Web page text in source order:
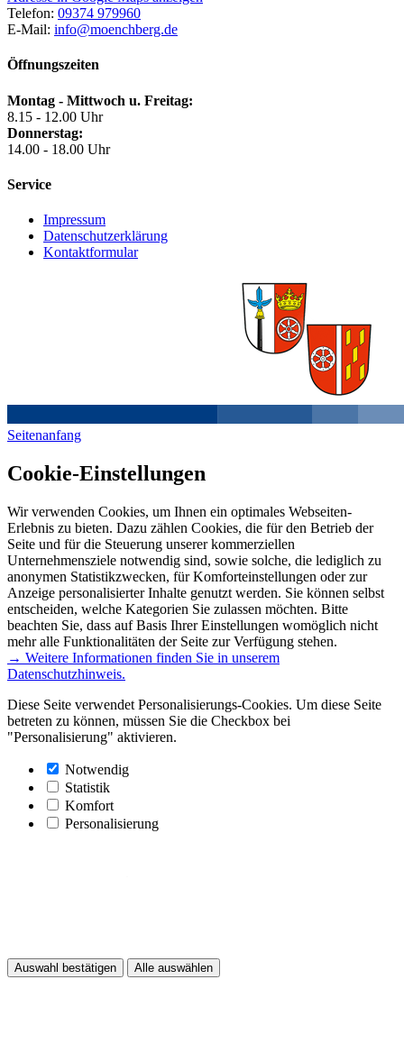
Telefon: 09374 979960
E-Mail: info@moenchberg.de
Öffnungszeiten
Montag - Mittwoch u. Freitag:
8.15 - 12.00 Uhr
Donnerstag:
14.00 - 18.00 Uhr
Service
Impressum
Datenschutzerklärung
Kontaktformular
Seitenanfang
Cookie-Einstellungen
Wir verwenden Cookies, um Ihnen ein optimales Webseiten-
Erlebnis zu bieten. Dazu zählen Cookies, die für den Betrieb der
Seite und für die Steuerung unserer kommerziellen
Unternehmensziele notwendig sind, sowie solche, die lediglich zu
anonymen Statistikzwecken, für Komforteinstellungen oder zur
Anzeige personalisierter Inhalte genutzt werden. Sie können selbst
entscheiden, welche Kategorien Sie zulassen möchten. Bitte
beachten Sie, dass auf Basis Ihrer Einstellungen womöglich nicht
mehr alle Funktionalitäten der Seite zur Verfügung stehen.
→ Weitere Informationen finden Sie in unserem
Datenschutzhinweis.
Diese Seite verwendet Personalisierungs-Cookies. Um diese Seite
betreten zu können, müssen Sie die Checkbox bei
"Personalisierung" aktivieren.
Notwendig
Statistik
Komfort
Personalisierung
Auswahl bestätigen Alle auswählen